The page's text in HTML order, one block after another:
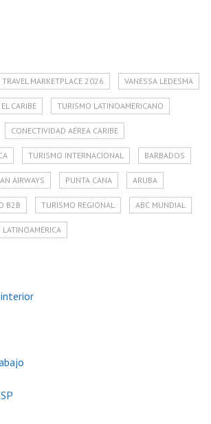
TRAVEL MARKETPLACE 2026 VANESSA LEDESMA
CARIBE TURISMO LATINOAMERICANO
CONECTIVIDAD AÉREA CARIBE
TURISMO INTERNACIONAL BARBADOS
AIRWAYS PUNTA CANA ARUBA
B2B TURISMO REGIONAL ABC MUNDIAL